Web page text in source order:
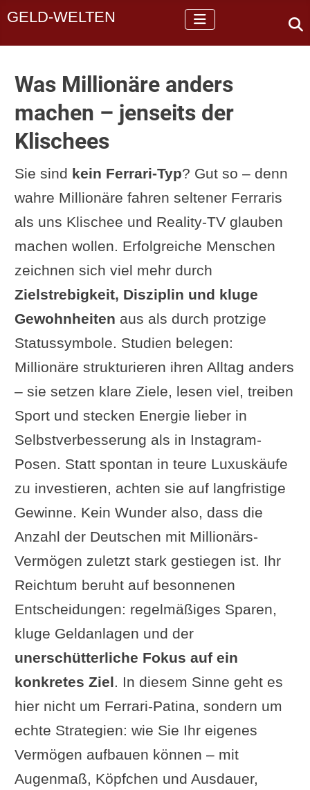
GELD-WELTEN
Was Millionäre anders
machen – jenseits der
Klischees
Sie sind kein Ferrari-Typ? Gut so – denn
wahre Millionäre fahren seltener Ferraris
als uns Klischee und Reality-TV glauben
machen wollen. Erfolgreiche Menschen
zeichnen sich viel mehr durch
Zielstrebigkeit, Disziplin und kluge
Gewohnheiten aus als durch protzige
Statussymbole. Studien belegen:
Millionäre strukturieren ihren Alltag anders
– sie setzen klare Ziele, lesen viel, treiben
Sport und stecken Energie lieber in
Selbstverbesserung als in Instagram-
Posen. Statt spontan in teure Luxuskäufe
zu investieren, achten sie auf langfristige
Gewinne. Kein Wunder also, dass die
Anzahl der Deutschen mit Millionärs-
Vermögen zuletzt stark gestiegen ist. Ihr
Reichtum beruht auf besonnenen
Entscheidungen: regelmäßiges Sparen,
kluge Geldanlagen und der
unerschütterliche Fokus auf ein
konkretes Ziel. In diesem Sinne geht es
hier nicht um Ferrari-Patina, sondern um
echte Strategien: wie Sie Ihr eigenes
Vermögen aufbauen können – mit
Augenmaß, Köpfchen und Ausdauer,